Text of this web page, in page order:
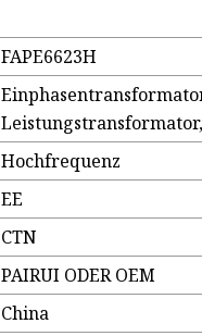
FAPE6623H
Hochfrequenz
EE
CTN
PAIRUI ODER OEM
China